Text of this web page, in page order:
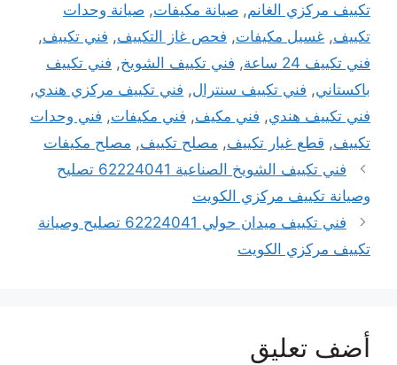
تكييف مركزي الغانم, صيانة مكيفات, صيانة وحدات
تكييف, غسيل مكيفات, فحص غاز التكييف, فني تكييف,
فني تكييف 24 ساعة
, فني تكييف الشويخ, فني تكييف
باكستاني, فني تكييف سنترال, فني تكييف مركزي هندي,
فني تكييف هندي, فني مكيف, فني مكيفات, فني وحدات
تكييف, قطع غيار تكييف, مصلح تكييف, مصلح مكيفات
فني تكييف الشويخ الصناعية 62224041 تصليح
وصيانة تكييف مركزي الكويت
فني تكييف ميدان حولي 62224041 تصليح وصيانة
تكييف مركزي الكويت
أضف تعليق